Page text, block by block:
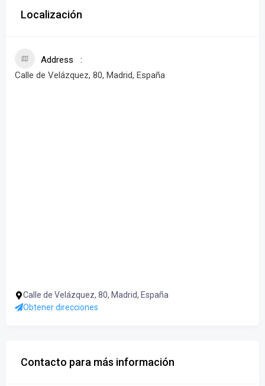
Localización
Address
Calle de Velázquez, 80, Madrid, España
Calle de Velázquez, 80, Madrid, España
Obtener direcciones
Contacto para más información